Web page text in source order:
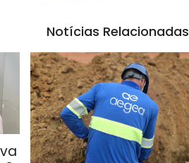
Notícias Relacionadas